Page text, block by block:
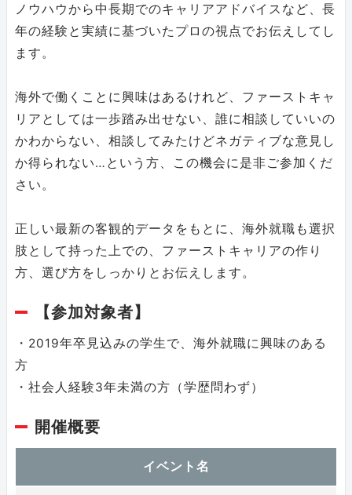
ノウハウから中長期でのキャリアアドバイスなど、長
年の経験と実績に基づいたプロの視点でお伝えしてし
ます。
海外で働くことに興味はあるけれど、ファーストキャ
リアとしては一歩踏み出せない、誰に相談していいの
かわからない、相談してみたけどネガティブな意見し
か得られない…という方、この機会に是非ご参加くだ
さい。
正しい最新の客観的データをもとに、海外就職も選択
肢として持った上での、ファーストキャリアの作り
方、選び方をしっかりとお伝えします。
【参加対象者】
・2019年卒見込みの学生で、海外就職に興味のある
方
・社会人経験3年未満の方（学歴問わず）
開催概要
イベント名